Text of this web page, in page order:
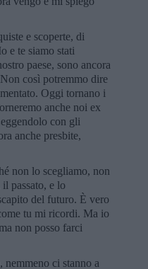
e scoperte, di
e te siamo stati
paese, sono ancora
così potremmo dire
Oggi tornano i
anche noi ex
con gli
anche presbite,
non lo scegliamo, non
passato, e lo
del futuro. È vero
tu mi ricordi. Ma io
non posso farci
ci stanno a